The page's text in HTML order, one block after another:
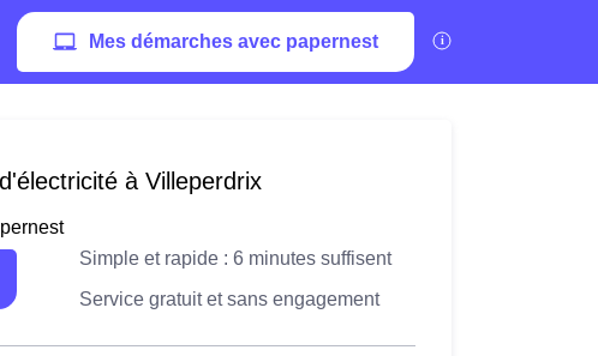
Mes démarches avec papernest
à Villeperdrix
Simple et rapide : 6 minutes suffisent
Service gratuit et sans engagement